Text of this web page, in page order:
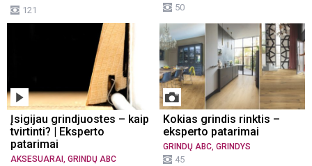
121 50
Įsigijau grindjuostes – kaip
tvirtinti? | Eksperto
patarimai
AKSESUARAI , GRINDŲ ABC
Kokias grindis rinktis –
eksperto patarimai
GRINDŲ ABC, GRINDYS
45